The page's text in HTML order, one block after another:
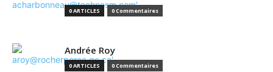
0 ARTICLES 0 Commentaires
Andrée Roy
0 ARTICLES 0 Commentaires